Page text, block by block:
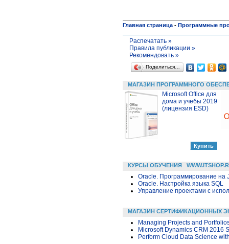
Главная страница - Программные
Распечатать »
Правила публикации »
Рекомендовать »
Поделиться…
МАГАЗИН ПРОГРАММНОГО
Microsoft Office для
дома и учебы 2019
(лицензия ESD)
КУРСЫ ОБУЧЕНИЯ
Oracle. Программирование на
Oracle. Настройка языка SQL
Управление проектами с
МАГАЗИН СЕРТИФИКАЦИОННЫХ
Managing Projects and
Microsoft Dynamics CRM 2016
Perform Cloud Data Science